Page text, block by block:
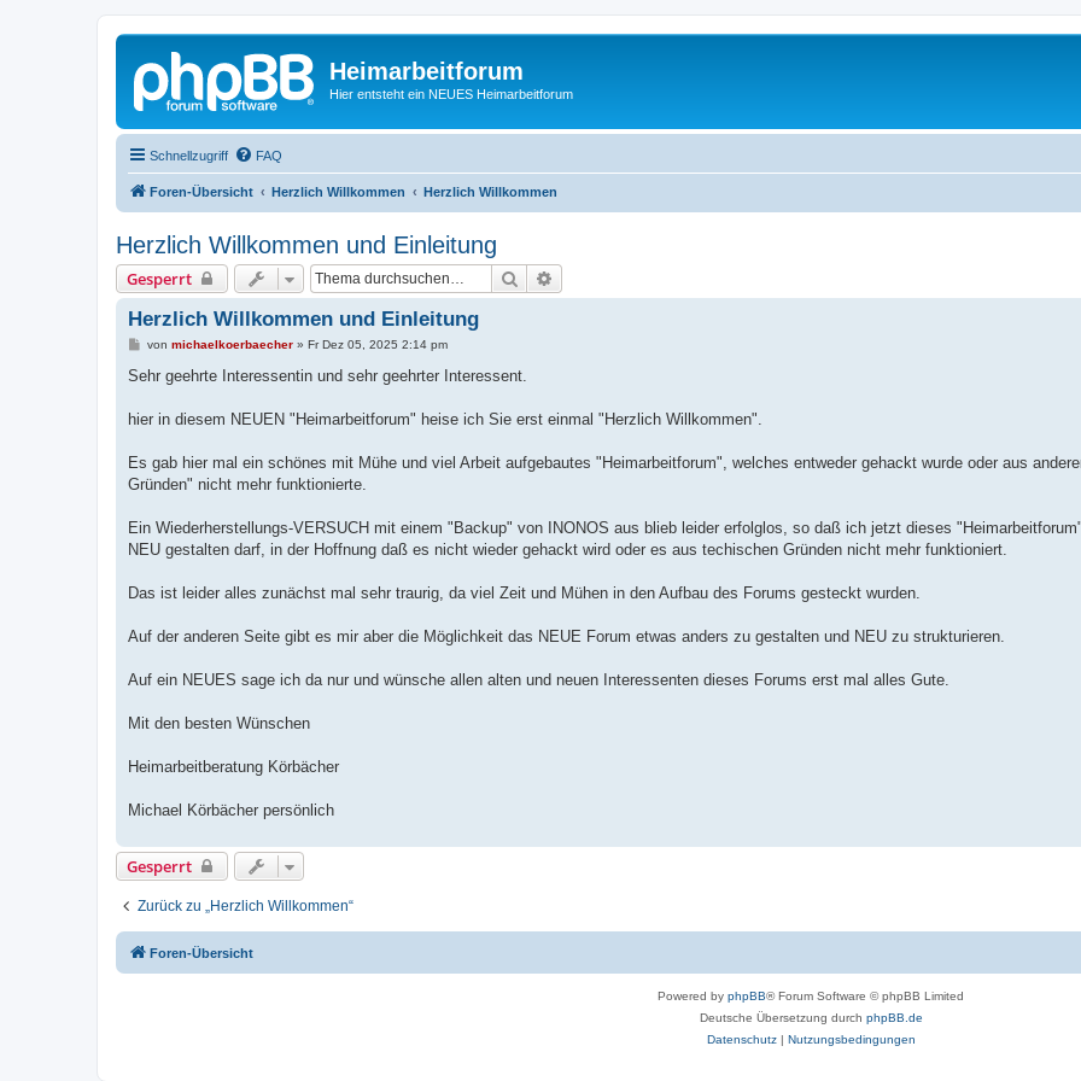
Heimarbeitforum
Hier entsteht ein NEUES Heimarbeitforum
Schnellzugriff FAQ
Foren-Übersicht Herzlich Willkommen Herzlich Willkommen
Herzlich Willkommen und Einleitung
Gesperrt Suche
Herzlich Willkommen und Einleitung
B
i
a
von michaelkoerbaecher» Fr Dez 05, 2025 2:14 pm
Sehr geehrte Interessentin und sehr geehrter Interessent.
hier in diesem NEUEN "Heimarbeitforum" heise ich Sie erst einmal "Herzlich Willkommen".
Es gab hier mal ein schönes mit Mühe und viel Arbeit aufgebautes "Heimarbeitforum", welches entweder gehackt wurde oder aus
Gründen" nicht mehr funktionierte.
Ein Wiederherstellungs-VERSUCH mit einem "Backup" von INONOS aus blieb leider erfolglos, so daß ich jetzt dieses
NEU gestalten darf, in der Hoffnung daß es nicht wieder gehackt wird oder es aus techischen Gründen nicht mehr funktioniert.
Das ist leider alles zunächst mal sehr traurig, da viel Zeit und Mühen in den Aufbau des Forums gesteckt wurden.
Auf der anderen Seite gibt es mir aber die Möglichkeit das NEUE Forum etwas anders zu gestalten und NEU zu strukturieren.
Auf ein NEUES sage ich da nur und wünsche allen alten und neuen Interessenten dieses Forums erst mal alles Gute.
Mit den besten Wünschen
Heimarbeitberatung Körbächer
Michael Körbächer persönlich
Gesperrt
Zurück zu „Herzlich Willkommen“
Foren-Übersicht
Powered by phpBB® Forum Software © phpBB Limited
Deutsche Übersetzung durch phpBB.de
Datenschutz| Nutzungsbedingungen